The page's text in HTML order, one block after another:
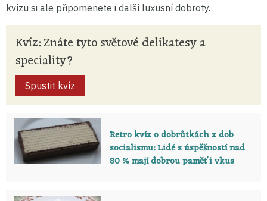
kvízu si ale připomenete i další luxusní dobroty.
Kvíz: Znáte tyto světové delikatesy a
speciality?
Spustit kvíz
Retro kvíz o dobrůtkách z dob
socialismu: Lidé s úspěšností nad
80 % mají dobrou paměť i vkus